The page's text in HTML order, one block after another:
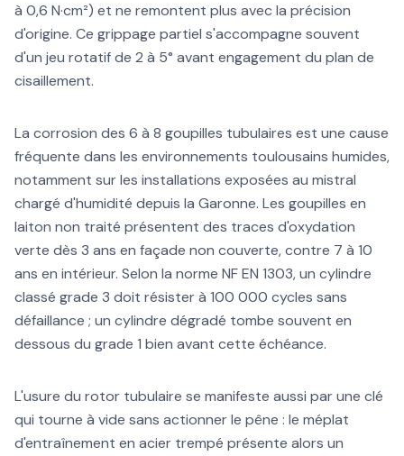
à 0,6 N·cm²) et ne remontent plus avec la précision
d'origine. Ce grippage partiel s'accompagne souvent
d'un jeu rotatif de 2 à 5° avant engagement du plan de
cisaillement.
La corrosion des 6 à 8 goupilles tubulaires est une cause
fréquente dans les environnements toulousains humides,
notamment sur les installations exposées au mistral
chargé d'humidité depuis la Garonne. Les goupilles en
laiton non traité présentent des traces d'oxydation
verte dès 3 ans en façade non couverte, contre 7 à 10
ans en intérieur. Selon la norme NF EN 1303, un cylindre
classé grade 3 doit résister à 100 000 cycles sans
défaillance ; un cylindre dégradé tombe souvent en
dessous du grade 1 bien avant cette échéance.
L'usure du rotor tubulaire se manifeste aussi par une clé
qui tourne à vide sans actionner le pêne : le méplat
d'entraînement en acier trempé présente alors un